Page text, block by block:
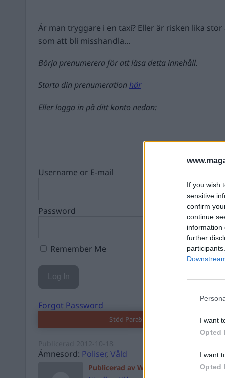
If you wish
sensitive
confirm
continue
information
further
I want
Opted
I want
Opted
Är man tryggare i en taxi? Eller är risken lika
som att bli misshandla...
Börja prenumerera för att läsa detta innehåll.
Starta din prenumerationhär
Eller logga in på ditt konto nedan:
Username or E-mail
Password
Remember Me
Forgot Password
Stöd Para§rafs bevakning av
Ämnesord: Poliser, Våld
Publicerad av William Eriksson